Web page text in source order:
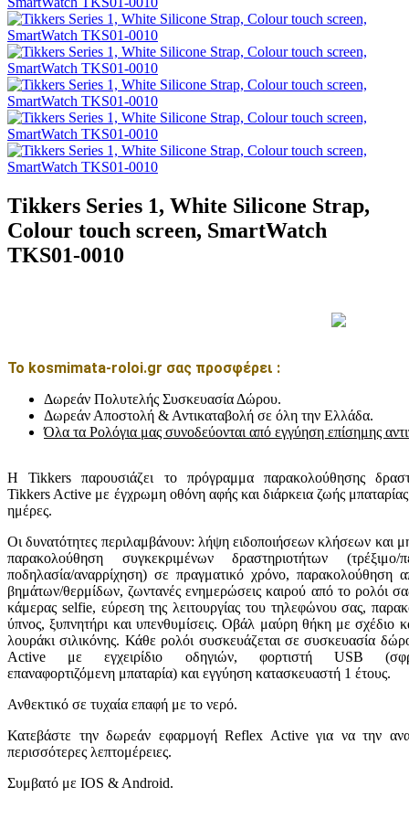
Tikkers Series 1, White Silicone Strap,
Colour touch screen, SmartWatch
TKS01-0010
Το kosmimata-roloi.gr σας προσφέρει :
Δωρεάν Πολυτελής Συσκευασία Δώρου.
Δωρεάν Αποστολή & Αντικαταβολή σε όλη την Ελλάδα.
Όλα τα Ρολόγια μας συνοδεύονται από εγγύηση επίσημης
Η Tikkers παρουσιάζει το πρόγραμμα παρακολούθησης
Tikkers Active με έγχρωμη οθόνη αφής και διάρκεια ζωής
ημέρες.
Οι δυνατότητες περιλαμβάνουν: λήψη ειδοποιήσεων κλήσεων και
παρακολούθηση συγκεκριμένων δραστηριοτήτων (τρέξιμο/
ποδηλασία/αναρρίχηση) σε πραγματικό χρόνο, παρακολούθηση
βημάτων/θερμίδων, ζωντανές ενημερώσεις καιρού από το ρολόι
κάμερας selfie, εύρεση της λειτουργίας του τηλεφώνου σας,
ύπνος, ξυπνητήρι και υπενθυμίσεις. Οβάλ μαύρη θήκη με σχέδιο
λουράκι σιλικόνης. Κάθε ρολόι συσκευάζεται σε συσκευασία
Active με εγχειρίδιο οδηγιών, φορτιστή USB
επαναφορτιζόμενη μπαταρία) και εγγύηση κατασκευαστή 1 έτους.
Ανθεκτικό σε τυχαία επαφή με το νερό.
Κατεβάστε την δωρεάν εφαρμογή Reflex Active για να την
περισσότερες λεπτομέρειες.
Συμβατό με IOS & Android.